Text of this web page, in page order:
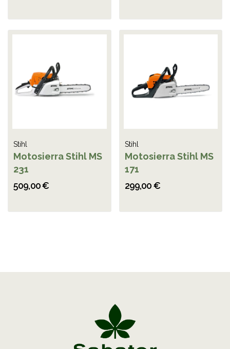
Stihl
Motosierra Stihl MS
231
509,00 €
Stihl
Motosierra Stihl MS
171
299,00 €